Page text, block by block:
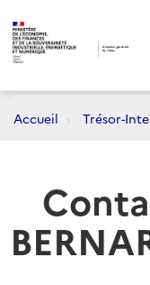
Accueil Trésor-